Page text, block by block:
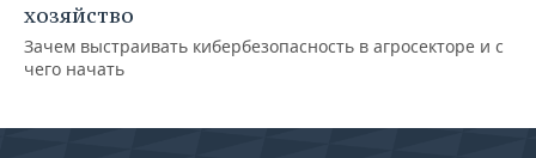
хозяйство
Зачем выстраивать кибербезопасность в агросекторе и с
чего начать